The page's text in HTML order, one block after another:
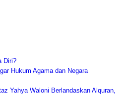
Diri?
Hukum Agama dan Negara
Yahya Waloni Berlandaskan Alquran,